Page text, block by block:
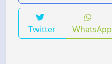
Twitter WhatsApp